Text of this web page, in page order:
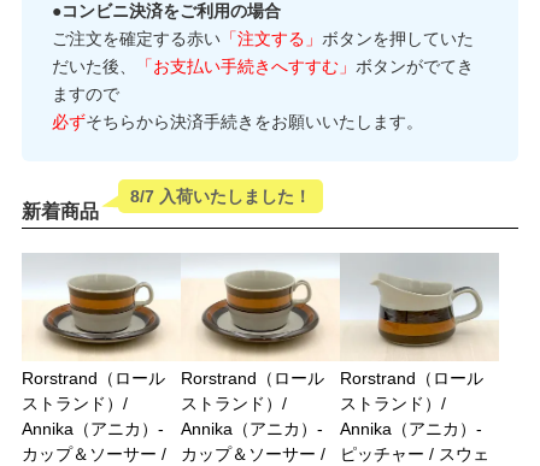
●コンビニ決済をご利用の場合
ご注文を確定する赤い「注文する」 ボタンを押していた
だいた後、
「お支払い手続きへすすむ」 ボタンがでてき
ますので
必ずそちらから決済手続きをお願いいたします。
新着商品
8/7 入荷いたしました！
Rorstrand（ロール
ストランド）/
Annika（アニカ）-
カップ＆ソーサー /
Rorstrand（ロール
ストランド）/
Annika（アニカ）-
カップ＆ソーサー /
Rorstrand（ロール
ストランド）/
Annika（アニカ）-
ピッチャー / スウェ